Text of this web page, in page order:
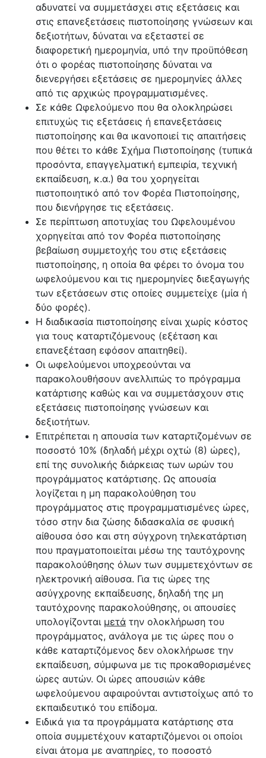
αδυνατεί να συμμετάσχει στις εξετάσεις και
στις επανεξετάσεις πιστοποίησης γνώσεων και
δεξιοτήτων, δύναται να εξεταστεί σε
διαφορετική ημερομηνία, υπό την προϋπόθεση
ότι ο φορέας πιστοποίησης δύναται να
διενεργήσει εξετάσεις σε ημερομηνίες άλλες
από τις αρχικώς προγραμματισμένες.
Σε κάθε Ωφελούμενο που θα ολοκληρώσει
επιτυχώς τις εξετάσεις ή επανεξετάσεις
πιστοποίησης και θα ικανοποιεί τις απαιτήσεις
που θέτει το κάθε Σχήμα Πιστοποίησης (τυπικά
προσόντα, επαγγελματική εμπειρία, τεχνική
εκπαίδευση, κ.α.) θα του χορηγείται
πιστοποιητικό από τον Φορέα Πιστοποίησης,
που διενήργησε τις εξετάσεις.
Σε περίπτωση αποτυχίας του Ωφελουμένου
χορηγείται από τον Φορέα πιστοποίησης
βεβαίωση συμμετοχής του στις εξετάσεις
πιστοποίησης, η οποία θα φέρει το όνομα του
ωφελούμενου και τις ημερομηνίες διεξαγωγής
των εξετάσεων στις οποίες συμμετείχε (μία ή
δύο φορές).
Η διαδικασία πιστοποίησης είναι χωρίς κόστος
για τους καταρτιζόμενους (εξέταση και
επανεξέταση εφόσον απαιτηθεί).
Οι ωφελούμενοι υποχρεούνται να
παρακολουθήσουν ανελλιπώς το πρόγραμμα
κατάρτισης καθώς και να συμμετάσχουν στις
εξετάσεις πιστοποίησης γνώσεων και
δεξιοτήτων.
Επιτρέπεται η απουσία των καταρτιζομένων σε
ποσοστό 10% (δηλαδή μέχρι οχτώ (8) ώρες),
επί της συνολικής διάρκειας των ωρών του
προγράμματος κατάρτισης. Ως απουσία
λογίζεται η μη παρακολούθηση του
προγράμματος στις προγραμματισμένες ώρες,
τόσο στην δια ζώσης διδασκαλία σε φυσική
αίθουσα όσο και στη σύγχρονη τηλεκατάρτιση
που πραγματοποιείται μέσω της ταυτόχρονης
παρακολούθησης όλων των συμμετεχόντων σε
ηλεκτρονική αίθουσα. Για τις ώρες της
ασύγχρονης εκπαίδευσης, δηλαδή της μη
ταυτόχρονης παρακολούθησης, οι απουσίες
υπολογίζονται μετά την ολοκλήρωση του
προγράμματος, ανάλογα με τις ώρες που ο
κάθε καταρτιζόμενος δεν ολοκλήρωσε την
εκπαίδευση, σύμφωνα με τις προκαθορισμένες
ώρες αυτών. Οι ώρες απουσιών κάθε
ωφελούμενου αφαιρούνται αντιστοίχως από το
εκπαιδευτικό του επίδομα.
Ειδικά για τα προγράμματα κατάρτισης στα
οποία συμμετέχουν καταρτιζόμενοι οι οποίοι
είναι άτομα με αναπηρίες, το ποσοστό